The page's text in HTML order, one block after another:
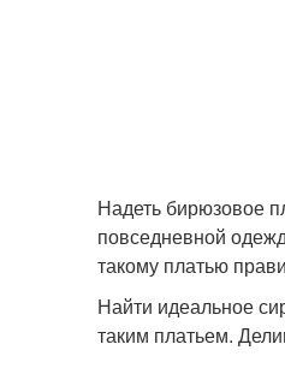
Надеть бирюзовое
повседневной
такому платью
Найти идеальное
таким платьем.